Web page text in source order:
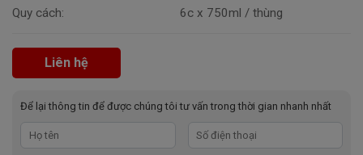
Quy cách:
6c x 750ml / thùng
Liên hệ
Để lại thông tin để được chúng tôi tư vấn trong thời gian nhanh nhất